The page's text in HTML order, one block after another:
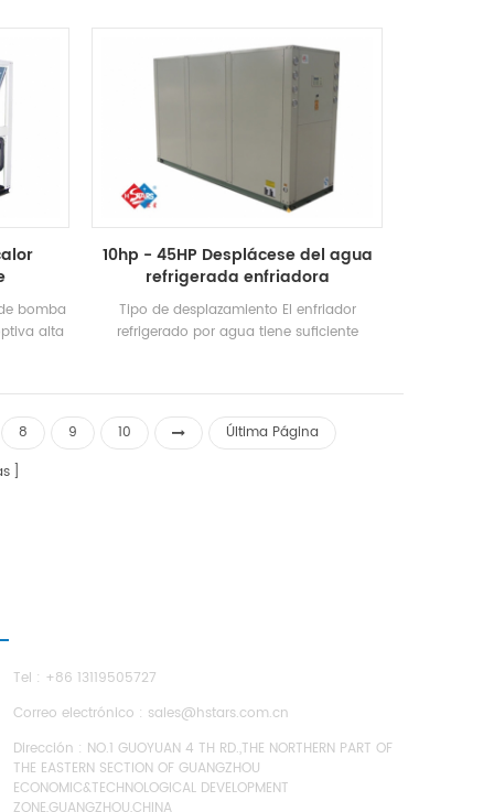
aire
Función
alta eficiencia Intercambiador de calor de
cáscara y tubo, utilizando R22, R407C
Refrigerante, grado de eficiencia energética
bomba
alta
tube
R134A,
10hp - 45HP Desplácese del agua
refrigerada enfriadora
Tipo de desplazamiento El enfriador
refrigerado por agua tiene suficiente
calificación de eficiencia energética es 4-2.
Capacidad de enfriamiento RANGO: 21500
kcal a 113400 kcal (10HP ~ 45HP),
8 9 10
Última Página
Tel : +86 13119505727
Correo electrónico : sales@hstars.com.cn
Dirección : NO.1 GUOYUAN 4 TH RD.,THE NORTHERN PART OF
THE EASTERN SECTION OF GUANGZHOU
ECONOMIC&TECHNOLOGICAL DEVELOPMENT
ZONE,GUANGZHOU,CHINA